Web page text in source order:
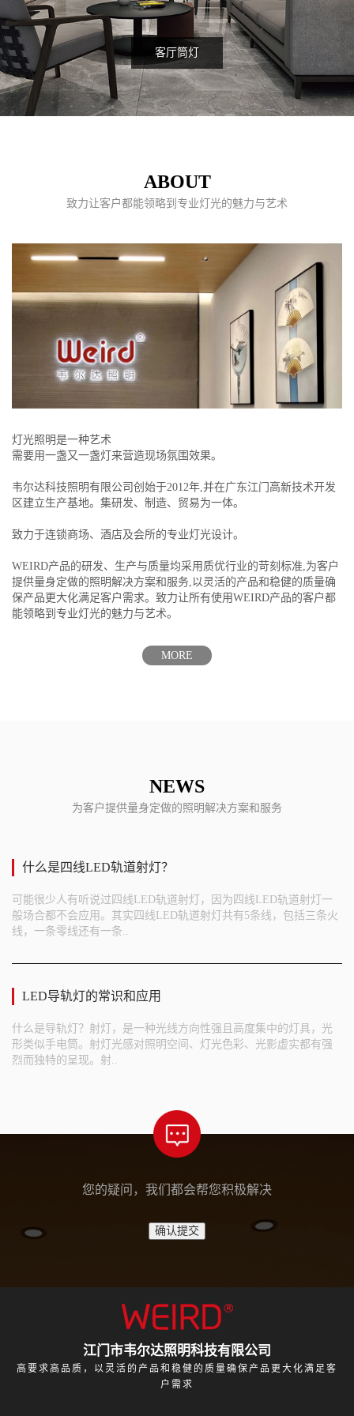
客厅筒灯
ABOUT
致力让客户都能领略到专业灯光的魅力与艺术
灯光照明是一种艺术
需要用一盏又一盏灯来营造现场氛围效果。
韦尔达科技照明有限公司创始于2012年,并在广东江门高新技术开发
区建立生产基地。集研发、制造、贸易为一体。
致力于连锁商场、酒店及会所的专业灯光设计。
WEIRD产品的研发、生产与质量均采用质优行业的苛刻标准,为客户
提供量身定做的照明解决方案和服务,以灵活的产品和稳健的质量确
保产品更大化满足客户需求。致力让所有使用WEIRD产品的客户都
能领略到专业灯光的魅力与艺术。
MORE
NEWS
为客户提供量身定做的照明解决方案和服务
什么是四线LED轨道射灯？
可能很少人有听说过四线LED轨道射灯，因为四线LED轨道射灯一
般场合都不会应用。其实四线LED轨道射灯共有5条线，包括三条火
线，一条零线还有一条..
LED导轨灯的常识和应用
什么是导轨灯？射灯，是一种光线方向性强且高度集中的灯具，光
形类似手电筒。射灯光感对照明空间、灯光色彩、光影虚实都有强
烈而独特的呈现。射..
您的疑问，我们都会帮您积极解决
江门市韦尔达照明科技有限公司
高要求高品质，以灵活的产品和稳健的质量确保产品更大化满足客
户需求